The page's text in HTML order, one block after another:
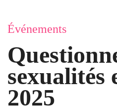
Événements
sexualités
2025